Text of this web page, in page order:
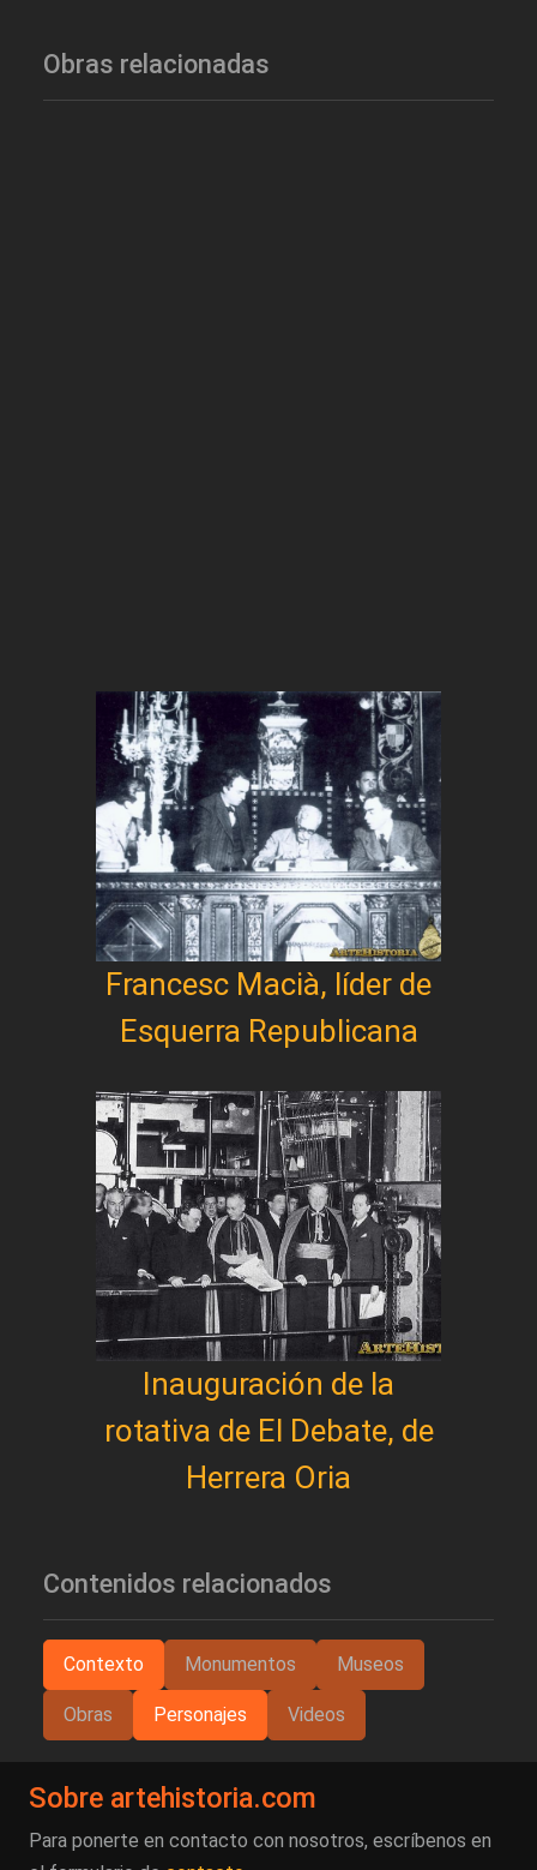
Obras relacionadas
Francesc Macià, líder de
Esquerra Republicana
Inauguración de la
rotativa de El Debate, de
Herrera Oria
Contenidos relacionados
Contexto Monumentos Museos
Obras Personajes Videos
Sobre artehistoria.com
Para ponerte en contacto con nosotros, escríbenos en